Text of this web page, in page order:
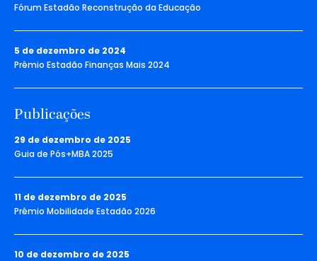
Fórum Estadão Reconstrução da Educação
5 de dezembro de 2024
Prêmio Estadão Finanças Mais 2024
Publicações
29 de dezembro de 2025
Guia de Pós+MBA 2025
11 de dezembro de 2025
Prêmio Mobilidade Estadão 2026
10 de dezembro de 2025